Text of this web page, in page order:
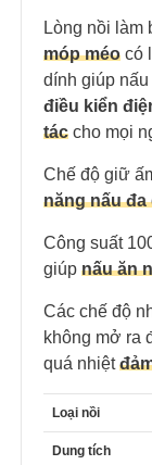
Lòng nồi làm
móp méo có
dính giúp
điều kiển
tác cho mọi
Chế độ giữ
năng nấu đa
Công suất
giúp nấu ăn
Các chế độ
không mở ra
quá nhiệt
Loại nồi
Dung tích